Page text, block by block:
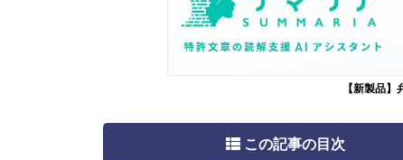
【新製品
この記事の目次